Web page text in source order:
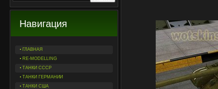
Навигация
ГЛАВНАЯ
RE-MODELLING
ТАНКИ СССР
ТАНКИ ГЕРМАНИИ
ТАНКИ США